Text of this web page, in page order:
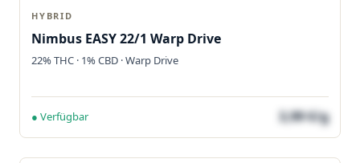
HYBRID
Nimbus EASY 22/1 Warp Drive
22% THC · 1% CBD · Warp Drive
● Verfügbar 3,99 €/g